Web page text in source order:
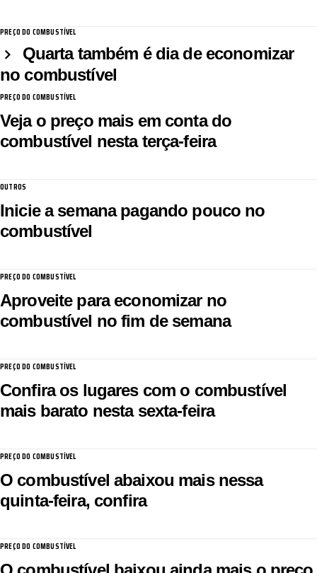
PREÇO DO COMBUSTÍVEL
Quarta também é dia de economizar
no combustível
PREÇO DO COMBUSTÍVEL
Veja o preço mais em conta do
combustível nesta terça-feira
OUTROS
Inicie a semana pagando pouco no
combustível
PREÇO DO COMBUSTÍVEL
Aproveite para economizar no
combustível no fim de semana
PREÇO DO COMBUSTÍVEL
Confira os lugares com o combustível
mais barato nesta sexta-feira
PREÇO DO COMBUSTÍVEL
O combustível abaixou mais nessa
quinta-feira, confira
PREÇO DO COMBUSTÍVEL